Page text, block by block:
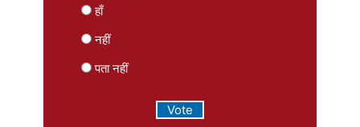
हाँ
नहीं
पता नहीं